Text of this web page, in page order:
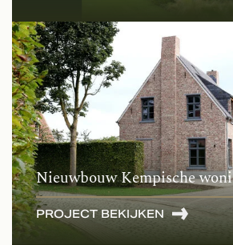
Nieuwbouw Kempische
PROJECT BEKIJKEN